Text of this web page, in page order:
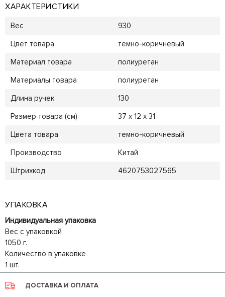
ХАРАКТЕРИСТИКИ
Вес
930
Цвет товара
темно-коричневый
Материал товара
полиуретан
Материалы товара
полиуретан
Длина ручек
130
Размер товара (см)
37 x 12 x 31
Цвета товара
темно-коричневый
Производство
Китай
Штрихкод
4620753027565
УПАКОВКА
Индивидуальная упаковка
Вес с упаковкой
1050 г.
Количество в упаковке
1 шт.
ДОСТАВКА И ОПЛАТА